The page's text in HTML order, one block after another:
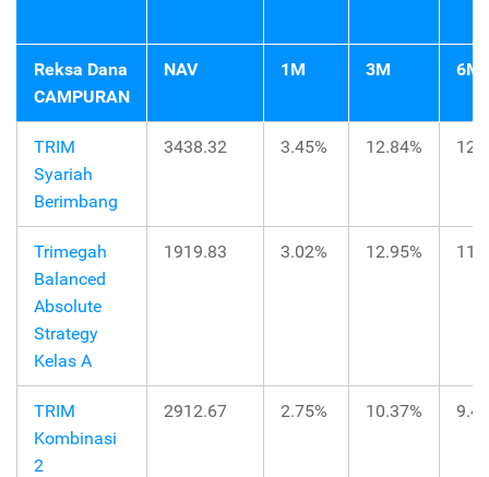
Reksa Dana
CAMPURAN
NAV 1M 3M 6M
TRIM
Syariah
Berimbang
3438.32 3.45% 12.84%
Trimegah
Balanced
Absolute
Strategy
Kelas A
1919.83 3.02% 12.95%
TRIM
Kombinasi
2
2912.67 2.75% 10.37%